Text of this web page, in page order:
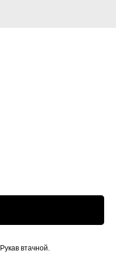
втачной.